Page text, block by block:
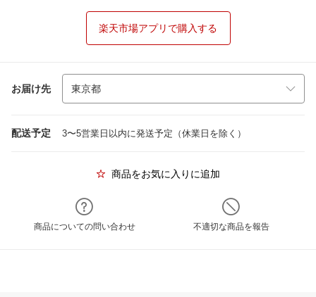
楽天市場アプリで購入する
お届け先
配送予定 3〜5営業日以内に発送予定（休業日を除く）
商品をお気に入りに追加
商品についての問い合わせ 不適切な商品を報告